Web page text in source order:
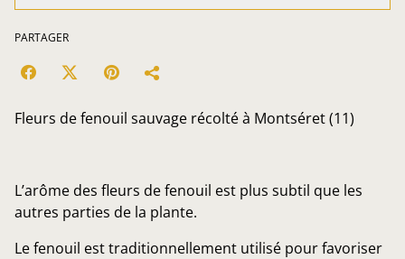
PARTAGER
Fleurs de fenouil sauvage récolté à Montséret (11)
L’arôme des fleurs de fenouil est plus subtil que les
autres parties de la plante.
Le fenouil est traditionnellement utilisé pour favoriser